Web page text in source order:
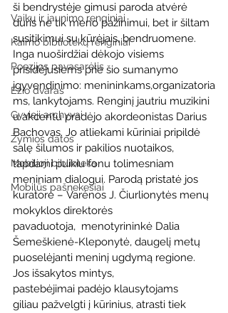
Vaikų ir jaunimo renginiai
Kaimo bibliotekų renginiai
Poezijos pavasarėlis
Ežio dvaras
Gyvieji archyvai
Žymios datos
Mobilioji biblioteka
Mobilūs pašnekesiai
ši bendrystėje gimusi paroda atvėrė
duris ne tik meno pažinimui, bet ir šiltam
susitikimui su kūrėjais, bendruomene.
Inga nuoširdžiai dėkojo visiems
prisidėjusiems prie šio sumanymo
įgyvendinimo: menininkams,organizatoria
ms, lankytojams. Renginį jautriu muzikini
u akcentu pradėjo akordeonistas Darius
Bachovas. Jo atliekami kūriniai pripildė
salę šilumos ir pakilios nuotaikos,
tapdami puikiu fonu tolimesniam
meniniam dialogui. Parodą pristatė jos
kuratorė – Varėnos J. Čiurlionytės menų
mokyklos direktorės
pavaduotoja,  menotyrininkė Dalia
Šemeškienė-Kleponytė, daugelį metų
puoselėjanti meninį ugdymą regione.
Jos išsakytos mintys,
pastebėjimai padėjo klausytojams
giliau pažvelgti į kūrinius, atrasti tiek